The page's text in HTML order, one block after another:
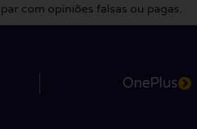
com opiniões falsas ou pagas.
OnePlus